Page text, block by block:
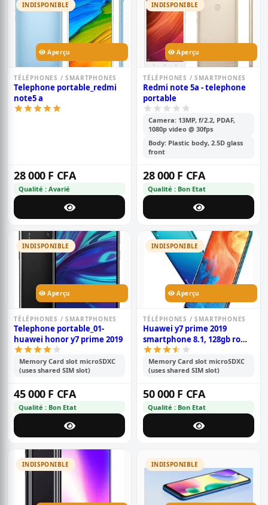
INDISPONIBLE
Aperçu
TÉLÉPHONES / SMARTPHONES
Telephone portable_redmi
note5 a
28 000 F CFA
Qualité : Avarié
INDISPONIBLE
Aperçu
TÉLÉPHONES / SMARTPHONES
Redmi note 5a - telephone
portable
Camera: 13MP, f/2.2, PDAF,
1080p video @ 30fps
Body: Plastic body, 2.5D glass
front
28 000 F CFA
Qualité : Bon Etat
INDISPONIBLE
Aperçu
TÉLÉPHONES / SMARTPHONES
Telephone portable_01-
huawei honor y7 prime 2019
Memory Card slot microSDXC
(uses shared SIM slot)
45 000 F CFA
Qualité : Bon Etat
INDISPONIBLE
Aperçu
TÉLÉPHONES / SMARTPHONES
Huawei y7 prime 2019
smartphone 8.1, 128gb rom,
4gb ram, écran hd+ de 6.26
pouces, double caméra
13+2mp, double sim,
Memory Card slot microSDXC
(uses shared SIM slot)
50 000 F CFA
Qualité : Bon Etat
INDISPONIBLE INDISPONIBLE